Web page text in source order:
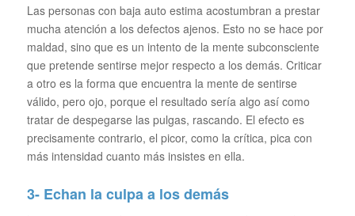
Las personas con baja auto estima acostumbran a prestar
mucha atención a los defectos ajenos. Esto no se hace por
maldad, sino que es un intento de la mente subconsciente
que pretende sentirse mejor respecto a los demás. Criticar
a otro es la forma que encuentra la mente de sentirse
válido, pero ojo, porque el resultado sería algo así como
tratar de despegarse las pulgas, rascando. El efecto es
precisamente contrario, el picor, como la crítica, pica con
más intensidad cuanto más insistes en ella.
3- Echan la culpa a los demás